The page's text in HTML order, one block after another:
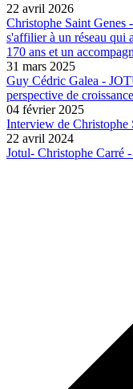
22 avril 2026
Christophe Saint
s'affilier à un réseau qui
170 ans et un
31 mars 2025
Guy Cédric Galea -
perspective de
04 février 2025
Interview de
22 avril 2024
Jotul- Christophe Carré